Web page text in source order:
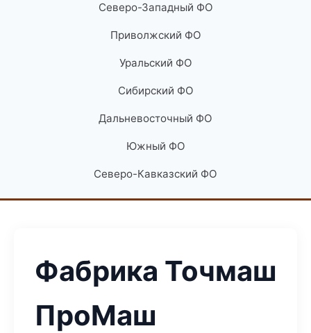
Северо-Западный ФО
Приволжский ФО
Уральский ФО
Сибирский ФО
Дальневосточный ФО
Южный ФО
Северо-Кавказский ФО
Фабрика Точмаш
ПроМаш